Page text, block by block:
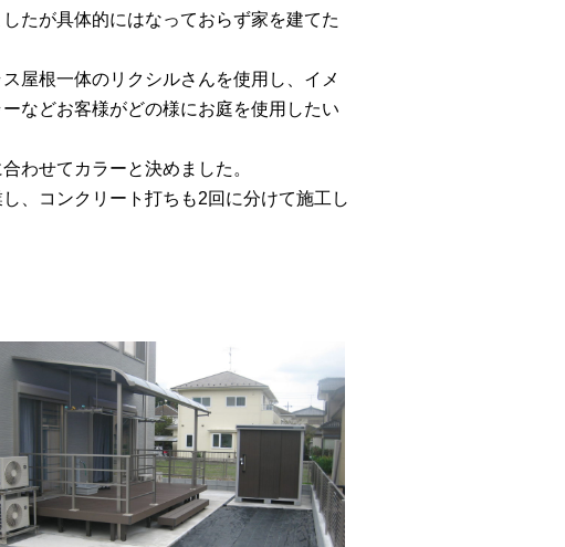
たが具体的にはなっておらず家を建てた
屋根一体のリクシルさんを使用し、イメ
などお客様がどの様にお庭を使用したい
わせてカラーと決めました。
、コンクリート打ちも2回に分けて施工し